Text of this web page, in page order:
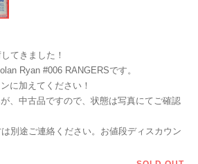
てきました！
Ryan #006 RANGERSです。
に加えてください！
、中古品ですので、状態は写真にてご確認
別途ご連絡ください。お値段ディスカウン